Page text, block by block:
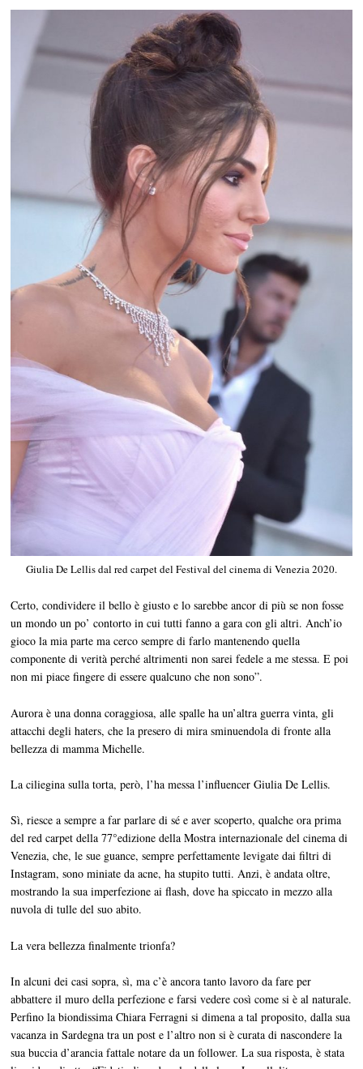
Giulia De Lellis dal red carpet del Festival del cinema di Venezia 2020.
Certo, condividere il bello è giusto e lo sarebbe ancor di più se non fosse
un mondo un po’ contorto in cui tutti fanno a gara con gli altri. Anch’io
gioco la mia parte ma cerco sempre di farlo mantenendo quella
componente di verità perché altrimenti non sarei fedele a me stessa. E poi
non mi piace fingere di essere qualcuno che non sono”.
Aurora è una donna coraggiosa, alle spalle ha un’altra guerra vinta, gli
attacchi degli haters, che la presero di mira sminuendola di fronte alla
bellezza di mamma Michelle.
La ciliegina sulla torta, però, l’ha messa l’influencer Giulia De Lellis.
Sì, riesce a sempre a far parlare di sé e aver scoperto, qualche ora prima
del red carpet della 77°edizione della Mostra internazionale del cinema di
Venezia, che, le sue guance, sempre perfettamente levigate dai filtri di
Instagram, sono miniate da acne, ha stupito tutti. Anzi, è andata oltre,
mostrando la sua imperfezione ai flash, dove ha spiccato in mezzo alla
nuvola di tulle del suo abito.
La vera bellezza finalmente trionfa?
In alcuni dei casi sopra, sì, ma c’è ancora tanto lavoro da fare per
abbattere il muro della perfezione e farsi vedere così come si è al naturale.
Perfino la biondissima Chiara Ferragni si dimena a tal proposito, dalla sua
vacanza in Sardegna tra un post e l’altro non si è curata di nascondere la
sua buccia d’arancia fattale notare da un follower. La sua risposta, è stata